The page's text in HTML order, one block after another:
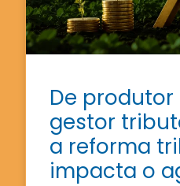
De produtor
gestor
a reforma
impacta o